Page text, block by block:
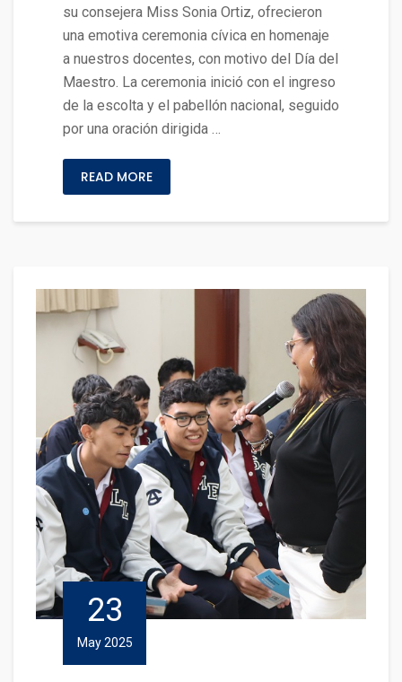
su consejera Miss Sonia Ortiz, ofrecieron
una emotiva ceremonia cívica en homenaje
a nuestros docentes, con motivo del Día del
Maestro. La ceremonia inició con el ingreso
de la escolta y el pabellón nacional, seguido
por una oración dirigida …
READ MORE
23
May 2025